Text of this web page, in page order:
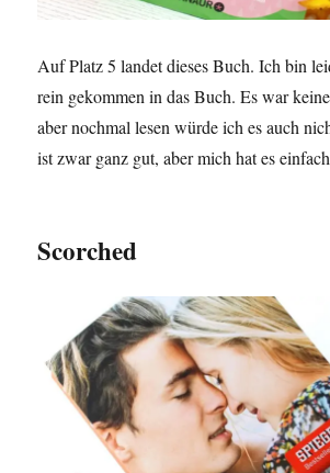
Auf Platz 5 landet dieses Buch. Ich bin
rein gekommen in das Buch. Es war
aber nochmal lesen würde ich es auch
ist zwar ganz gut, aber mich hat es
Scorched